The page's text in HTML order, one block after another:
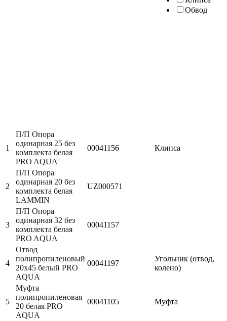
Обвод
1
П/П Опора
одинарная 25 без
комплекта белая
PRO AQUA
00041156 Клипса
2
П/П Опора
одинарная 20 без
комплекта белая
LAMMIN
UZ000571
3
П/П Опора
одинарная 32 без
комплекта белая
PRO AQUA
00041157
4
Отвод
полипропиленовый
20х45 белый PRO
AQUA
00041197
Угольник (отвод,
колено)
5
Муфта
полипропиленовая
20 белая PRO
AQUA
00041105 Муфта